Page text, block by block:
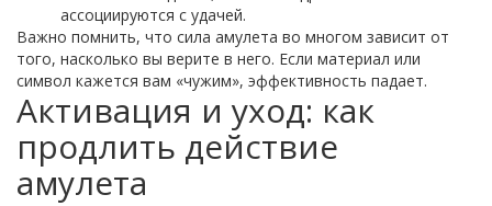
ассоциируются с удачей.
Важно помнить, что сила амулета во многом зависит от
того, насколько вы верите в него. Если материал или
символ кажется вам «чужим», эффективность падает.
Активация и уход: как
продлить действие
амулета